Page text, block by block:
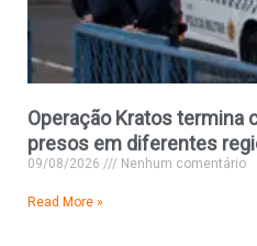
Operação Kratos termina
presos em diferentes
09/08/2026 Nenhum comentário
Read More »